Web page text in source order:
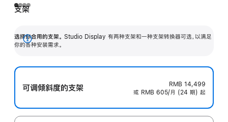
支架
选择你合用的支架。 Studio Display 有两种支架和一种支架转换器可选，以满足
你的各种安装需求。
展
可调倾斜度的支架
RMB 14,499
或 RMB 605/月 (24 期) 起